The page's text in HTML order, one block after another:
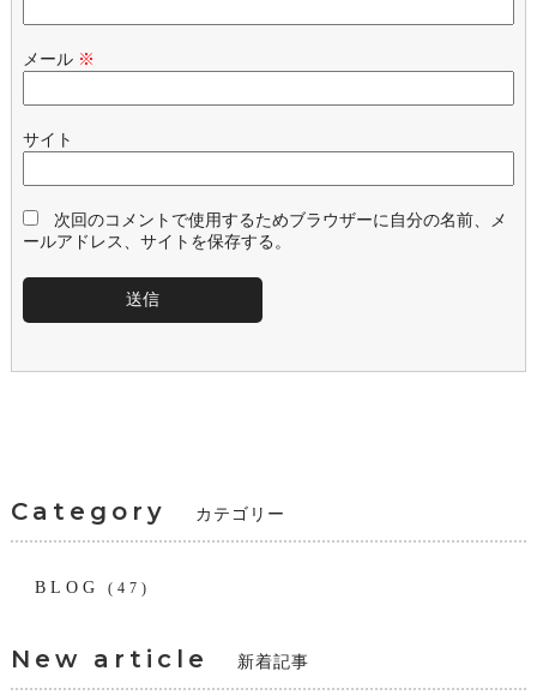
メール ※
サイト
次回のコメントで使用するためブラウザーに自分の名前、メ
ールアドレス、サイトを保存する。
Category カテゴリー
BLOG (47)
New article 新着記事